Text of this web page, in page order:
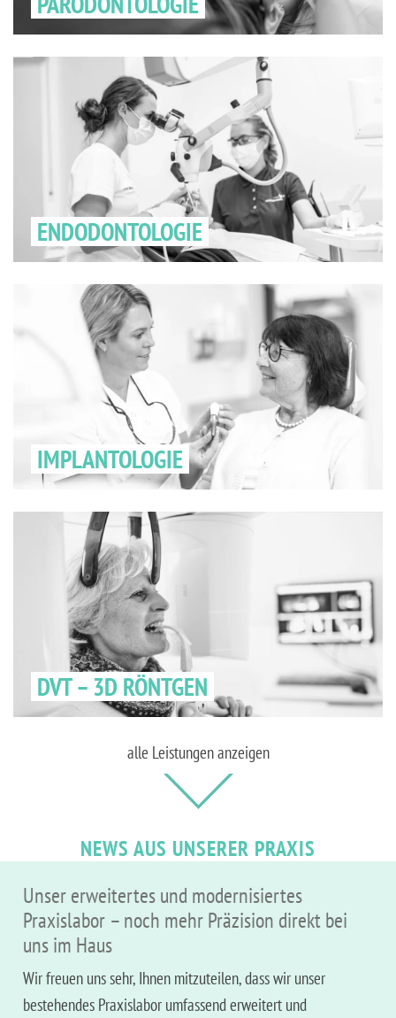
ENDODONTOLOGIE
IMPLANTOLOGIE
DVT – 3D RÖNTGEN
alle Leistungen anzeigen
NEWS AUS UNSERER PRAXIS
Unser erweitertes und modernisiertes
Praxislabor – noch mehr Präzision direkt bei
uns im Haus
Wir freuen uns sehr, Ihnen mitzuteilen, dass wir unser
bestehendes Praxislabor umfassend erweitert und